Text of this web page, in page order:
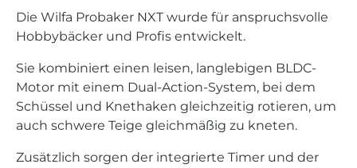
Die Wilfa Probaker NXT wurde für anspruchsvolle
Hobbybäcker und Profis entwickelt.
Sie kombiniert einen leisen, langlebigen BLDC-
Motor mit einem Dual-Action-System, bei dem
Schüssel und Knethaken gleichzeitig rotieren, um
auch schwere Teige gleichmäßig zu kneten.
Zusätzlich sorgen der integrierte Timer und der